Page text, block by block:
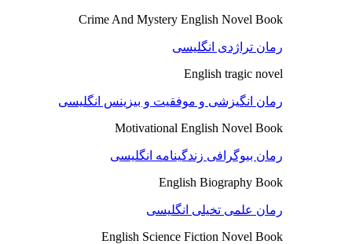
Crime And Mystery English Novel Book
رمان تراژدی انگلیسی
English tragic novel
رمان انگیزشی و موفقیت و بیزینس انگلیسی
Motivational English Novel Book
رمان بیوگرافی زندگینامه انگلیسی
English Biography Book
رمان علمی تخیلی انگلیسی
English Science Fiction Novel Book